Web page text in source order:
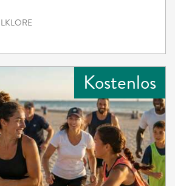
Kostenlos